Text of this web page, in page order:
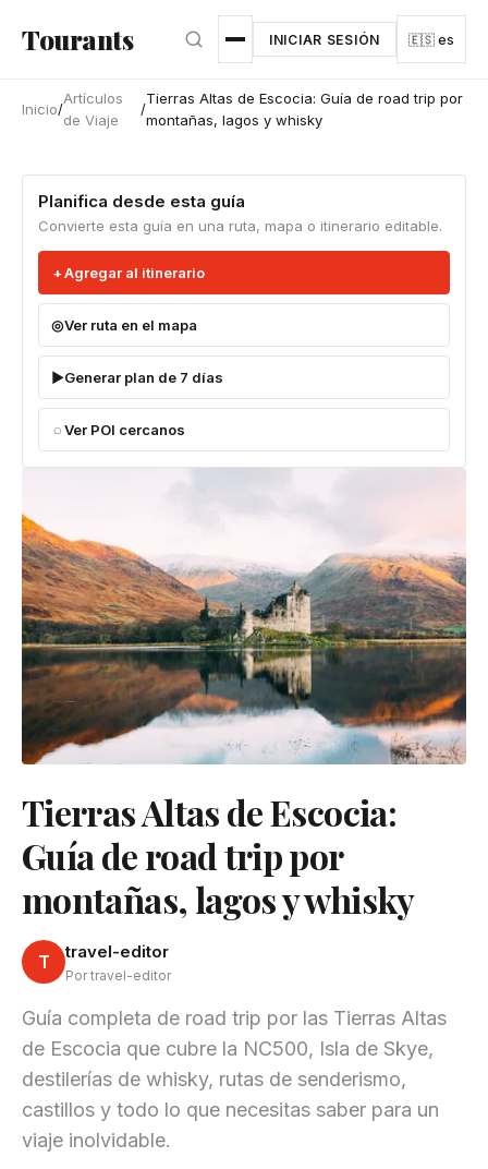
Tourants INICIAR SESIÓN 🇪🇸 es
Inicio/
Artículos
de Viaje
/
Tierras Altas de Escocia: Guía de road trip por
montañas, lagos y whisky
Planifica desde esta guía
Convierte esta guía en una ruta, mapa o itinerario editable.
Agregar al itinerario
Ver ruta en el mapa
Generar plan de 7 días
Ver POI cercanos
Tierras Altas de Escocia:
Guía de road trip por
montañas, lagos y whisky
T travel-editor
Por travel-editor
Guía completa de road trip por las Tierras Altas
de Escocia que cubre la NC500, Isla de Skye,
destilerías de whisky, rutas de senderismo,
castillos y todo lo que necesitas saber para un
viaje inolvidable.